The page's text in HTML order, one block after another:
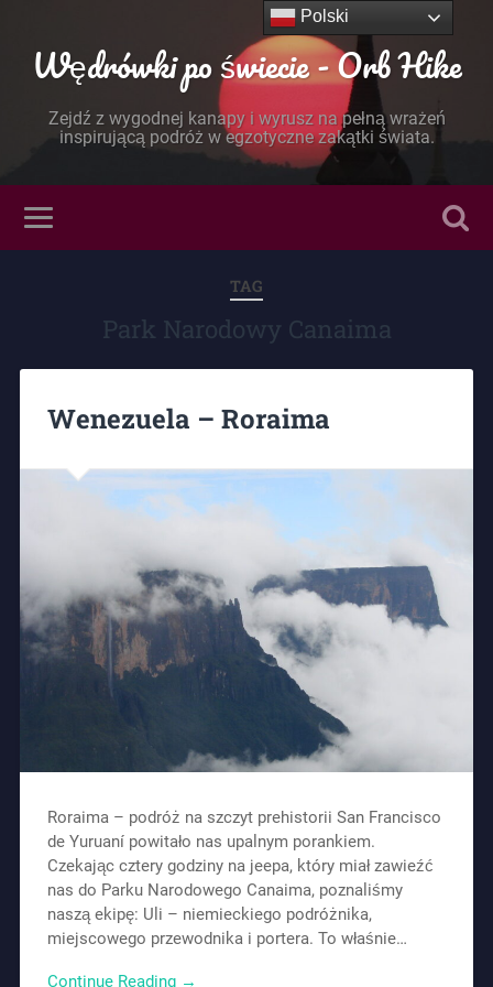
Wędrówki po świecie - Orb Hike
Zejdź z wygodnej kanapy i wyrusz na pełną wrażeń
inspirującą podróż w egzotyczne zakątki świata.
TAG
Park Narodowy Canaima
Wenezuela – Roraima
Roraima – podróż na szczyt prehistorii San Francisco
de Yuruaní powitało nas upalnym porankiem.
Czekając cztery godziny na jeepa, który miał zawieźć
nas do Parku Narodowego Canaima, poznaliśmy
naszą ekipę: Uli – niemieckiego podróżnika,
miejscowego przewodnika i portera. To właśnie…
Continue Reading →
Polski